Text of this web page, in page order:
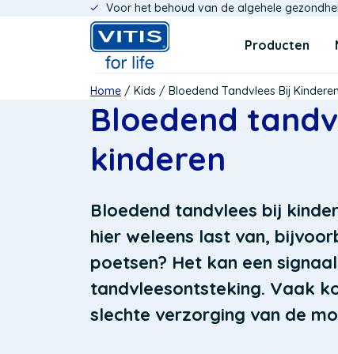
Producten
Voor het behoud van de algehele
Kruimelpad
Home Kids Bloedend Tandvlees Bij Kinderen
Bloedend
kinderen
Bloedend tandvlees bij
hier weleens last van,
poetsen? Het kan een
tandvleesontsteking. Vaak
slechte verzorging van de